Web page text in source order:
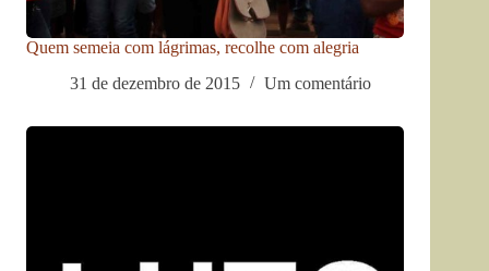
Quem semeia com lágrimas, recolhe com alegria
31 de dezembro de 2015
Um comentário